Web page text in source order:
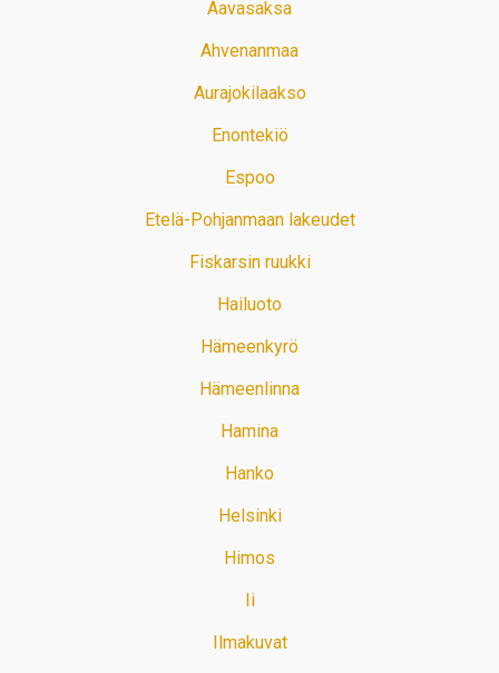
Aavasaksa
Ahvenanmaa
Aurajokilaakso
Enontekiö
Espoo
Etelä-Pohjanmaan lakeudet
Fiskarsin ruukki
Hailuoto
Hämeenkyrö
Hämeenlinna
Hamina
Hanko
Helsinki
Himos
Ii
Ilmakuvat